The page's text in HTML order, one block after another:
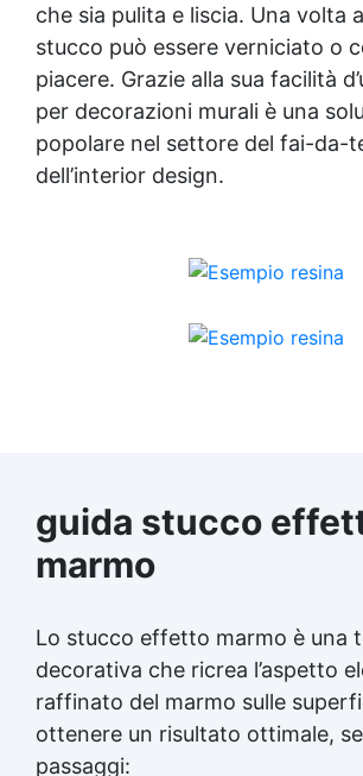
che sia pulita e liscia. Una volta
stucco può essere verniciato o
piacere. Grazie alla sua facilità
per decorazioni murali è una
popolare nel settore del fai-da-
dell’interior design.
guida stucco
marmo
Lo stucco effetto marmo è una
decorativa che ricrea l’aspetto
raffinato del marmo sulle
ottenere un risultato ottimale,
passaggi: